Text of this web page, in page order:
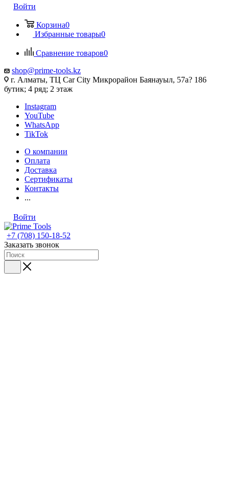
Войти
Корзина0
Избранные товары0
Сравнение товаров0
shop@prime-tools.kz
г. Алматы, ТЦ Car City​ ​Микрорайон Баянауыл, 57а? ​186
бутик; 4 ряд; 2 этаж
Instagram
YouTube
WhatsApp
TikTok
О компании
Оплата
Доставка
Сертификаты
Контакты
...
Войти
+7 (708) 150-18-52
Заказать звонок